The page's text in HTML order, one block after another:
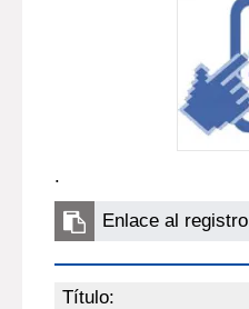
.
Enlace al registro
Título: